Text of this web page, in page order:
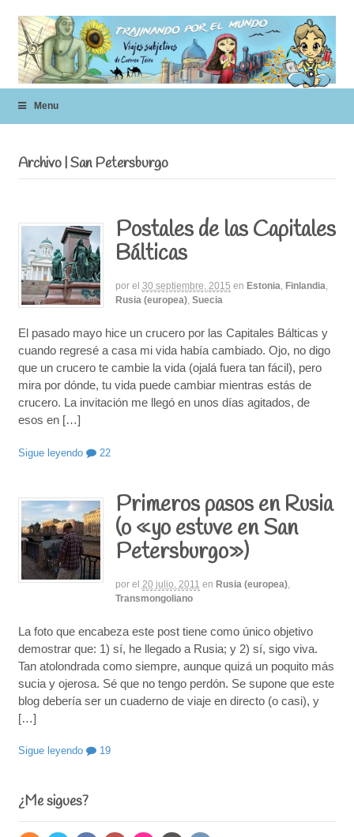
Menu
Archivo | San Petersburgo
Postales de las Capitales
Bálticas
por el 30 septiembre, 2015 en Estonia, Finlandia,
Rusia (europea), Suecia
El pasado mayo hice un crucero por las Capitales Bálticas y
cuando regresé a casa mi vida había cambiado. Ojo, no digo
que un crucero te cambie la vida (ojalá fuera tan fácil), pero
mira por dónde, tu vida puede cambiar mientras estás de
crucero. La invitación me llegó en unos días agitados, de
esos en […]
Sigue leyendo 22
Primeros pasos en Rusia
(o «yo estuve en San
Petersburgo»)
por el 20 julio, 2011 en Rusia (europea),
Transmongoliano
La foto que encabeza este post tiene como único objetivo
demostrar que: 1) sí, he llegado a Rusia; y 2) sí, sigo viva.
Tan atolondrada como siempre, aunque quizá un poquito más
sucia y ojerosa. Sé que no tengo perdón. Se supone que este
blog debería ser un cuaderno de viaje en directo (o casi), y
[…]
Sigue leyendo 19
¿Me sigues?